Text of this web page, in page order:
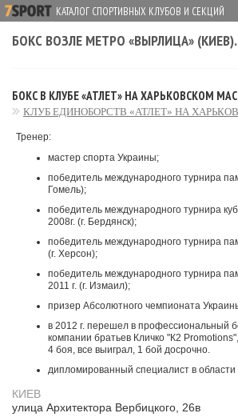
КАТАЛОГ СПОРТИВНЫХ КЛУБОВ И СЕКЦИЙ
БОКС ВОЗЛЕ МЕТРО «ВЫРЛИЦА»
БОКС В КЛУБЕ «АТЛЕТ» НА ХАРЬКОВСКОМ
КЛУБ ЕДИНОБОРСТВ «АТЛЕТ» НА
Тренер:
мастер спорта Украины;
победитель международного турнира
Гомель);
победитель международного турнира
2008г. (г. Бердянск);
победитель международного турнира
(г. Херсон);
победитель международного турнира
2011 г. (г. Измаил);
призер Абсолютного чемпионата
в 2012 г. перешел в профессиональный
компании братьев Кличко "К2
4 боя, все выиграл, 1 бой досрочно.
дипломированный специалист в области
КИЕВ
улица Архитектора Вербицкого, 26в